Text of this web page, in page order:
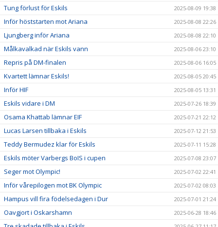
Tung förlust för Eskils 2025-08-09 19:38
Inför höststarten mot Ariana 2025-08-08 22:26
Ljungberg inför Ariana 2025-08-08 22:10
Målkavalkad när Eskils vann 2025-08-06 23:10
Repris på DM-finalen 2025-08-06 16:05
Kvartett lämnar Eskils! 2025-08-05 20:45
Inför HIF 2025-08-05 13:31
Eskils vidare i DM 2025-07-26 18:39
Osama Khattab lämnar EIF 2025-07-21 22:12
Lucas Larsen tillbaka i Eskils 2025-07-12 21:53
Teddy Bermudez klar för Eskils 2025-07-11 15:28
Eskils möter Varbergs BoIS i cupen 2025-07-08 23:07
Seger mot Olympic! 2025-07-02 22:41
Inför vårepilogen mot BK Olympic 2025-07-02 08:03
Hampus vill fira födelsedagen i Dur 2025-07-01 21:24
Oavgjort i Oskarshamn 2025-06-28 18:46